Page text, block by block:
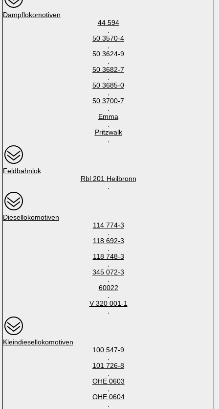
Dampflokomotiven
44 594
50 3570-4
50 3624-9
50 3682-7
50 3685-0
50 3700-7
Emma
Pritzwalk
Feldbahnlok
Rbl 201 Heilbronn
Diesellokomotiven
114 774-3
118 692-3
118 748-3
345 072-3
60022
V 320 001-1
Kleindiesellokomotiven
100 547-9
101 726-8
OHE 0603
OHE 0604